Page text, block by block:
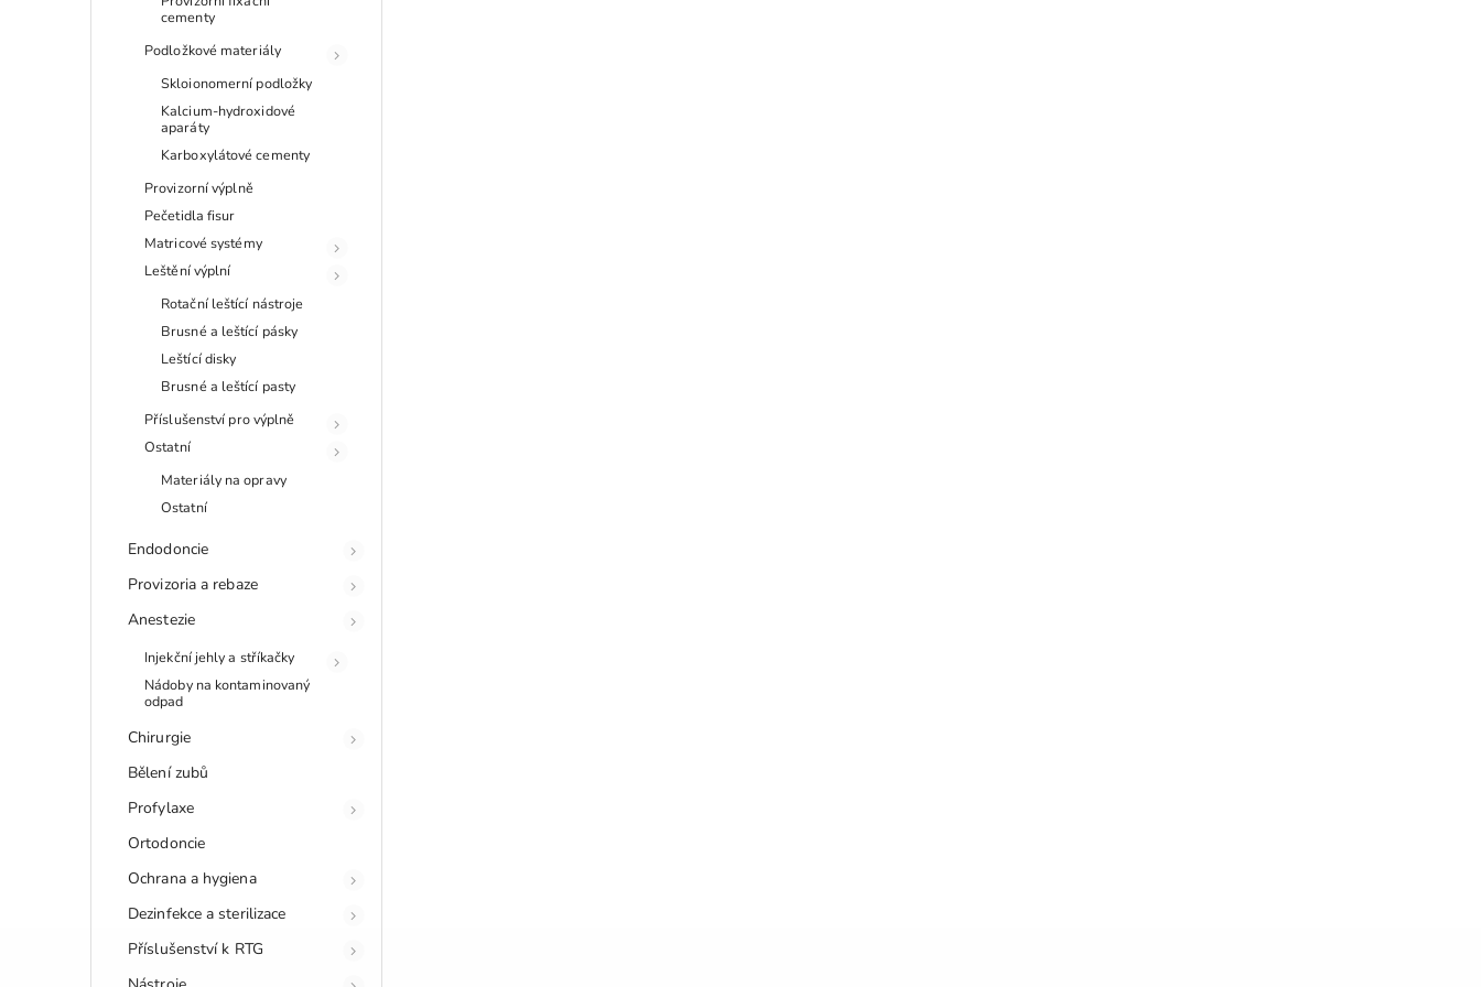
cementy
Podložkové materiály
Skloionomerní podložky
Kalcium-hydroxidové
aparáty
Karboxylátové cementy
Provizorní výplně
Pečetidla fisur
Matricové systémy
Leštění výplní
Rotační leštící nástroje
Brusné a leštící pásky
Leštící disky
Brusné a leštící pasty
Příslušenství pro výplně
Ostatní
Materiály na opravy
Ostatní
Endodoncie
Provizoria a rebaze
Anestezie
Injekční jehly a stříkačky
Nádoby na kontaminovaný
odpad
Chirurgie
Bělení zubů
Profylaxe
Ortodoncie
Ochrana a hygiena
Dezinfekce a sterilizace
Příslušenství k RTG